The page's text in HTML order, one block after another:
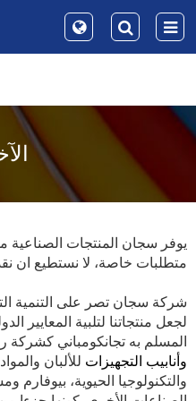
يوفر سجان المنتجات الصناعية
متطلبات خاصة، لا نستطيع
شركة سجان تصر على التنمية
لجعل منتجاتنا لتلبية المعايير
المسلم به تجانكومباني
وأنابيب التجهيزات للألبان
والتكنولوجيا الحيوية،